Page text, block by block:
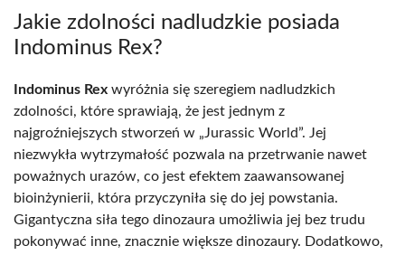
Jakie zdolności nadludzkie posiada
Indominus Rex?
Indominus Rex wyróżnia się szeregiem nadludzkich
zdolności, które sprawiają, że jest jednym z
najgroźniejszych stworzeń w „Jurassic World”. Jej
niezwykła wytrzymałość pozwala na przetrwanie nawet
poważnych urazów, co jest efektem zaawansowanej
bioinżynierii, która przyczyniła się do jej powstania.
Gigantyczna siła tego dinozaura umożliwia jej bez trudu
pokonywać inne, znacznie większe dinozaury. Dodatkowo,